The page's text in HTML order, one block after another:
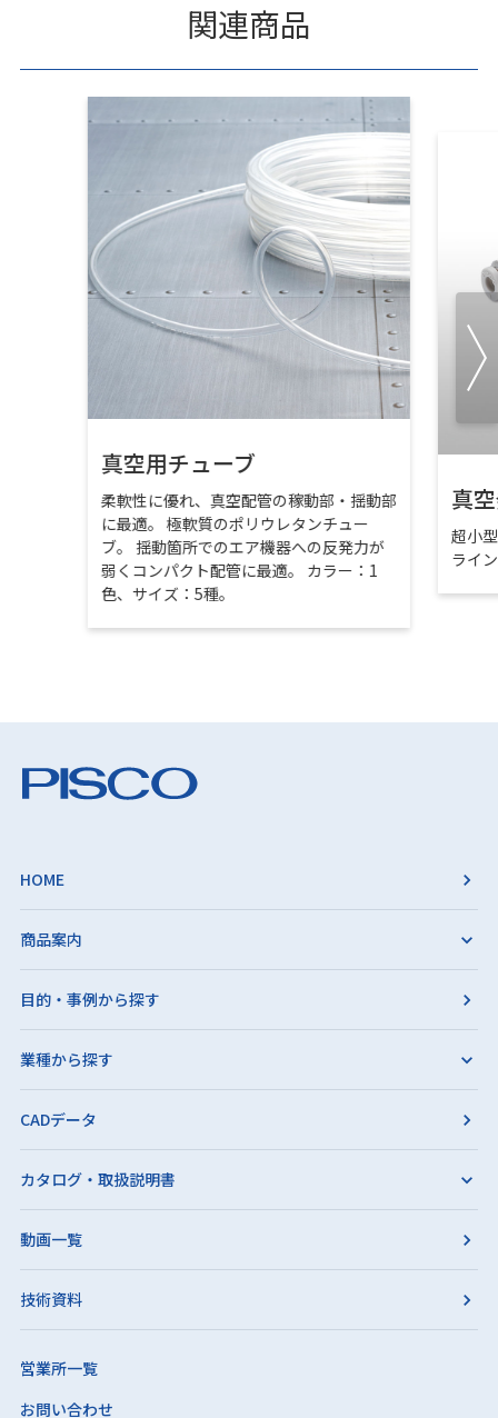
関連商品
真空用チューブ
柔軟性に優れ、真空配管の稼動部・揺動部
に最適。 極軟質のポリウレタンチュー
ブ。 揺動箇所でのエア機器への反発力が
弱くコンパクト配管に最適。 カラー：1
色、サイズ：5種。
真
超小
ライ
HOME
商品案内
目的・事例から探す
業種から探す
CADデータ
カタログ・取扱説明書
動画一覧
技術資料
営業所一覧
お問い合わせ